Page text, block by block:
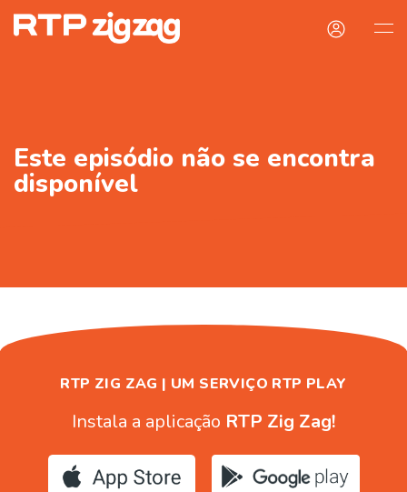
Este episódio não se encontra
disponível
RTP ZIG ZAG | UM SERVIÇO RTP PLAY
Instala a aplicação RTP Zig Zag!